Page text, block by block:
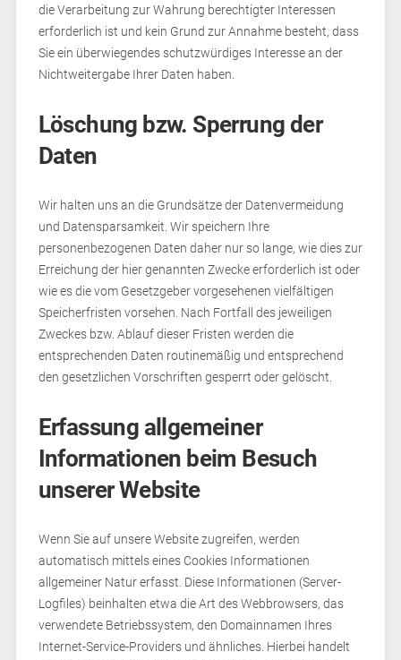
die Verarbeitung zur Wahrung berechtigter Interessen
erforderlich ist und kein Grund zur Annahme besteht, dass
Sie ein überwiegendes schutzwürdiges Interesse an der
Nichtweitergabe Ihrer Daten haben.
Löschung bzw. Sperrung der
Daten
Wir halten uns an die Grundsätze der Datenvermeidung
und Datensparsamkeit. Wir speichern Ihre
personenbezogenen Daten daher nur so lange, wie dies zur
Erreichung der hier genannten Zwecke erforderlich ist oder
wie es die vom Gesetzgeber vorgesehenen vielfältigen
Speicherfristen vorsehen. Nach Fortfall des jeweiligen
Zweckes bzw. Ablauf dieser Fristen werden die
entsprechenden Daten routinemäßig und entsprechend
den gesetzlichen Vorschriften gesperrt oder gelöscht.
Erfassung allgemeiner
Informationen beim Besuch
unserer Website
Wenn Sie auf unsere Website zugreifen, werden
automatisch mittels eines Cookies Informationen
allgemeiner Natur erfasst. Diese Informationen (Server-
Logfiles) beinhalten etwa die Art des Webbrowsers, das
verwendete Betriebssystem, den Domainnamen Ihres
Internet-Service-Providers und ähnliches. Hierbei handelt